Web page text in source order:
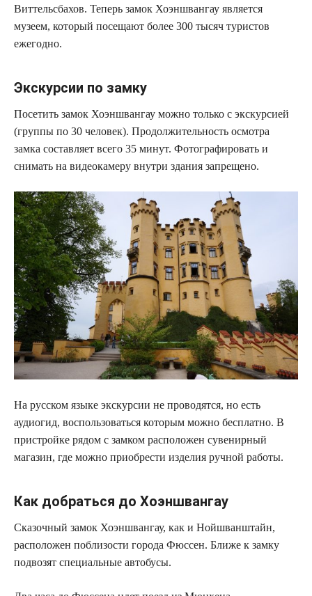
Виттельсбахов. Теперь замок Хоэншвангау является
музеем, который посещают более 300 тысяч туристов
ежегодно.
Экскурсии по замку
Посетить замок Хоэншвангау можно только с экскурсией
(группы по 30 человек). Продолжительность осмотра
замка составляет всего 35 минут. Фотографировать и
снимать на видеокамеру внутри здания запрещено.
На русском языке экскурсии не проводятся, но есть
аудиогид, воспользоваться которым можно бесплатно. В
пристройке рядом с замком расположен сувенирный
магазин, где можно приобрести изделия ручной работы.
Как добраться до Хоэншвангау
Сказочный замок Хоэншвангау, как и Нойшванштайн,
расположен поблизости города Фюссен. Ближе к замку
подвозят специальные автобусы.